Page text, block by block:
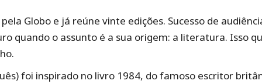
Globo e já reúne vinte edições. Sucesso de
quando o assunto é a sua origem: a literatura. Isso
foi inspirado no livro 1984, do famoso escritor